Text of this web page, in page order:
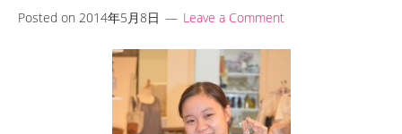
Posted on 2014年5月8日 Leave a Comment